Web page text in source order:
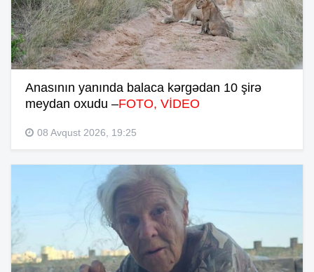
Anasının yanında balaca kərgədan 10 şirə
meydan oxudu –FOTO, VİDEO
08 Avqust 2026, 19:25